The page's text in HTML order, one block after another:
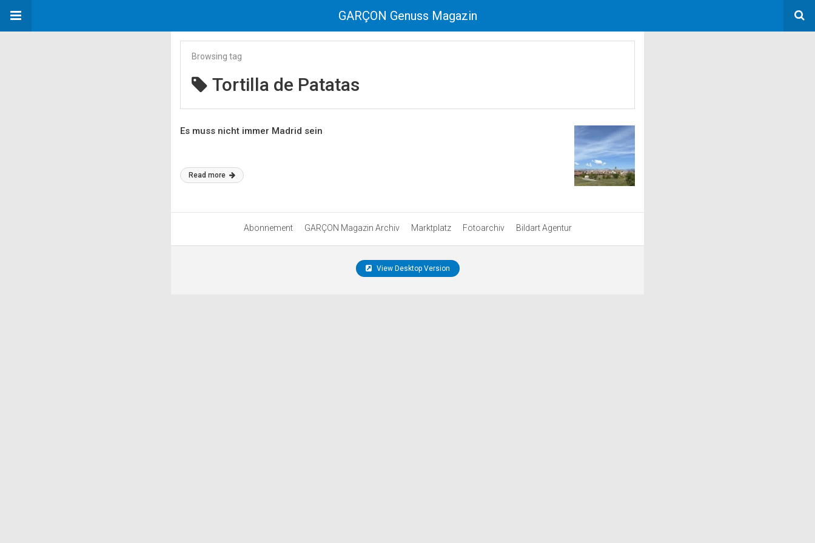
GARÇON Genuss Magazin
Browsing tag
Tortilla de Patatas
Es muss nicht immer Madrid sein
Read more
Abonnement GARÇON Magazin Archiv Marktplatz Fotoarchiv Bildart Agentur
View Desktop Version